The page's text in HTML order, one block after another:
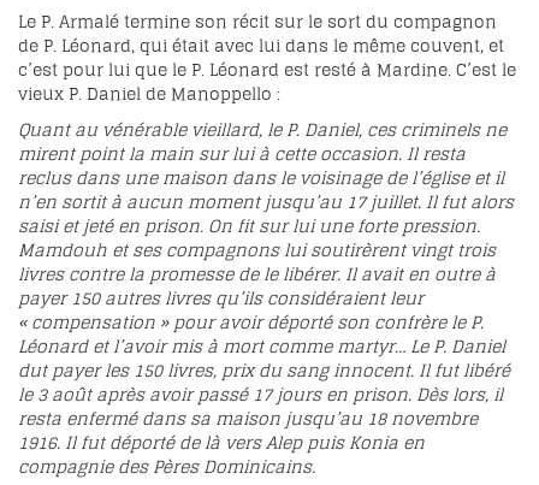
Le P. Armalé termine son récit sur le sort du compagnon
de P. Léonard, qui était avec lui dans le même couvent, et
c’est pour lui que le P. Léonard est resté à Mardine. C’est le
vieux P. Daniel de Manoppello :
Quant au vénérable vieillard, le P. Daniel, ces criminels ne
mirent point la main sur lui à cette occasion. Il resta
reclus dans une maison dans le voisinage de l’église et il
n’en sortit à aucun moment jusqu’au 17 juillet. Il fut alors
saisi et jeté en prison. On fit sur lui une forte pression.
Mamdouh et ses compagnons lui soutirèrent vingt trois
livres contre la promesse de le libérer. Il avait en outre à
payer 150 autres livres qu’ils considéraient leur
« compensation » pour avoir déporté son confrère le P.
Léonard et l’avoir mis à mort comme martyr… Le P. Daniel
dut payer les 150 livres, prix du sang innocent. Il fut libéré
le 3 août après avoir passé 17 jours en prison. Dès lors, il
resta enfermé dans sa maison jusqu’au 18 novembre
1916. Il fut déporté de là vers Alep puis Konia en
compagnie des Pères Dominicains.